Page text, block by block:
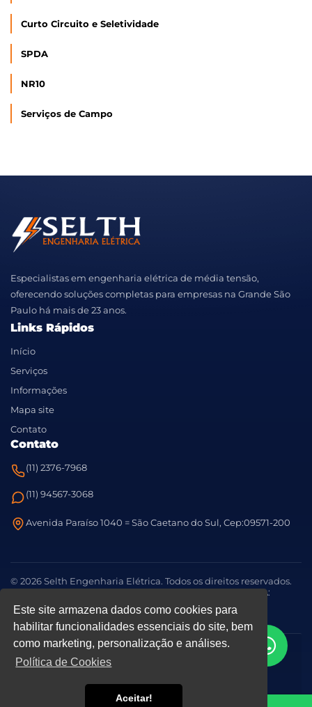
Este site armazena dados como cookies para
habilitar funcionalidades essenciais do site, bem
como marketing, personalização e análises.
Política de Cookies
Aceitar!
Curto Circuito e Seletividade
SPDA
NR10
Serviços de Campo
Especialistas em engenharia elétrica de média tensão,
oferecendo soluções completas para empresas na Grande São
Paulo há mais de 23 anos.
Links Rápidos
Início
Serviços
Informações
Mapa site
Contato
Contato
(11) 2376-7968
(11) 94567-3068
Avenida Paraíso 1040 = São Caetano do Sul, Cep:09571-200
© 2026 Selth Engenharia Elétrica. Todos os direitos reservados.
Responsável Técnico: Eng. Thiago Pereira Cardoso - CREA:
5063869079-SP
Focus Publicidade Política de Privacidade